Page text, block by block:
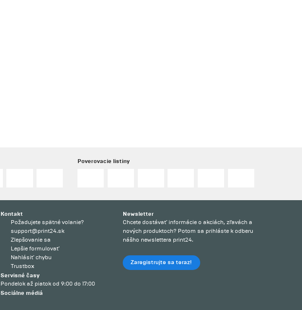
Poverovacie listiny
Kontakt
Požadujete spätné volanie?
support@print24.sk
Zlepšovanie sa
Lepšie formulovať
Nahlásiť chybu
Trustbox
Servisné časy
Pondelok až piatok od 9:00 do 17:00
Sociálne médiá
Newsletter
Chcete dostávať informácie o akciách, zľavách a
nových produktoch? Potom sa prihláste k odberu
nášho newslettera print24.
Zaregistrujte sa teraz!